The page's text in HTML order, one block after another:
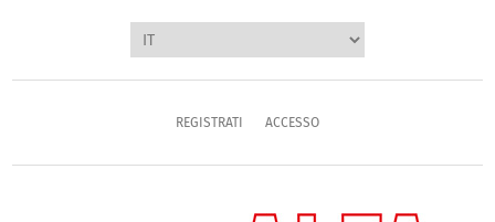
REGISTRATI ACCESSO